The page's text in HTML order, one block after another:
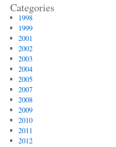
Categories
1998
1999
2001
2002
2003
2004
2005
2007
2008
2009
2010
2011
2012